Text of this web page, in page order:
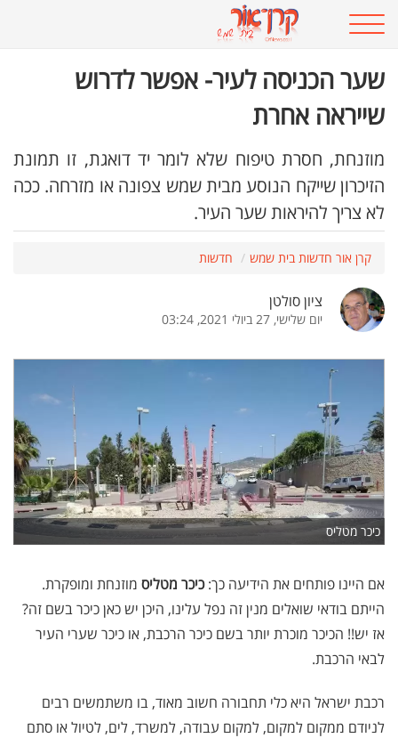
שער הכניסה לעיר- אפשר לדרוש
שייראה אחרת
מוזנחת, חסרת טיפוח שלא לומר יד דואגת, זו תמונת
הזיכרון שייקח הנוסע מבית שמש צפונה או מזרחה. ככה
לא צריך להיראות שער העיר.
קרן אור חדשות בית שמש חדשות
ציון סולטן
יום שלישי, 27 ביולי 2021, 03:24
כיכר מטליס
אם היינו פותחים את הידיעה כך:כיכר מטליס מוזנחת ומופקרת.
הייתם בודאי שואלים מנין זה נפל עלינו, היכן יש כאן כיכר בשם זה?
אז יש!! הכיכר מוכרת יותר בשם כיכר הרכבת, או כיכר שערי העיר
לבאי הרכבת.
רכבת ישראל היא כלי תחבורה חשוב מאוד, בו משתמשים רבים
לניודם ממקום למקום, למקום עבודה, למשרד, לים, לטיול או סתם